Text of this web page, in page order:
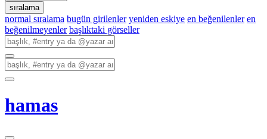
sıralama
normal sıralama bugün girilenler yeniden eskiye en beğenilenler en
beğenilmeyenler başlıktaki görseller
hamas